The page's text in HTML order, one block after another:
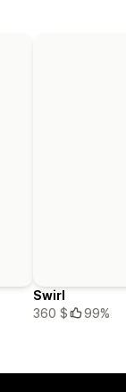
Swirl
360 $
99%